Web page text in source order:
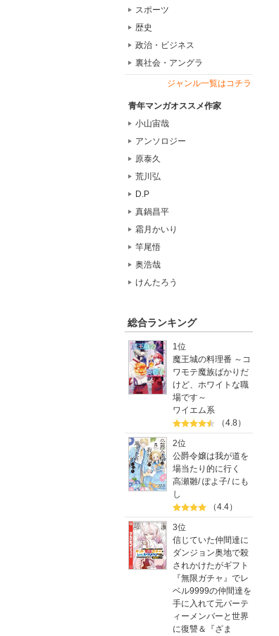
スポーツ
歴史
政治・ビジネス
裏社会・アングラ
ジャンル一覧はコチラ
青年マンガオススメ作家
小山宙哉
アンソロジー
原泰久
荒川弘
D.P
真鍋昌平
霜月かいり
竿尾悟
奥浩哉
けんたろう
総合ランキング
1位
魔王城の料理番 ～コ
ワモテ魔族ばかりだ
けど、ホワイトな職
場です～
ワイエム系
（4.8）
2位
公爵令嬢は我が道を
場当たり的に行く
高瀬雛/ぽよ子/ にも
し
（4.4）
3位
信じていた仲間達に
ダンジョン奥地で殺
されかけたがギフト
『無限ガチャ』でレ
ベル9999の仲間達を
手に入れて元パーテ
ィーメンバーと世界
に復讐＆『ざま